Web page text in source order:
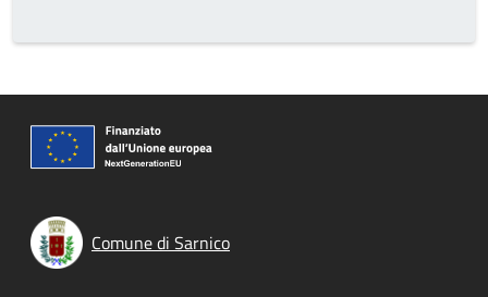
Comune di Sarnico